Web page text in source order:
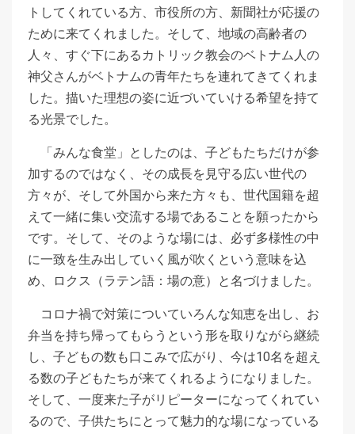
トしてくれている方、市役所の方、新聞社が応援の
ために来てくれました。そして、地域の高齢者の
人々、すぐ下にあるカトリック教会のベトナム人の
神父さんがベトナムの青年たちを連れてきてくれま
した。描いた理想の姿に近づいていける希望を持て
る光景でした。
「みんな食堂」としたのは、子どもたちだけが参
加するのではなく、その成長を見守る広い世代の
方々が、そして外国から来た方々も、世代国籍を超
えて一緒に集い交流する場であることを願ったから
です。そして、そのような場には、必ず多様性の中
に一致を生み出していく風が吹くという意味を込
め、ロクス（ラテン語：場の意）と名づけました。
コロナ禍で対策についていろんな知恵を出し、お
弁当を持ち帰ってもらうという形を取りながら継続
し、子どもの数も口こみで広がり、今は10名を超え
る数の子どもたちが来てくれるようになりました。
そして、一度来た子がリピーターになってくれてい
るので、子供たちにとって魅力的な場になっている